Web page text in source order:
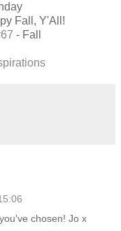
Fall, Y'All!
- Fall
chosen! Jo x